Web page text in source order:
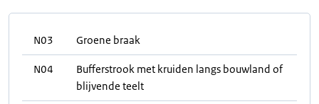
N03 Groene braak
N04
Bufferstrook met kruiden langs bouwland of
blijvende teelt